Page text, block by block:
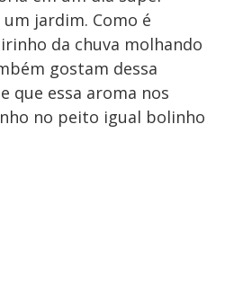
jardim. Como é
da chuva molhando
gostam dessa
que essa aroma nos
no peito igual bolinho